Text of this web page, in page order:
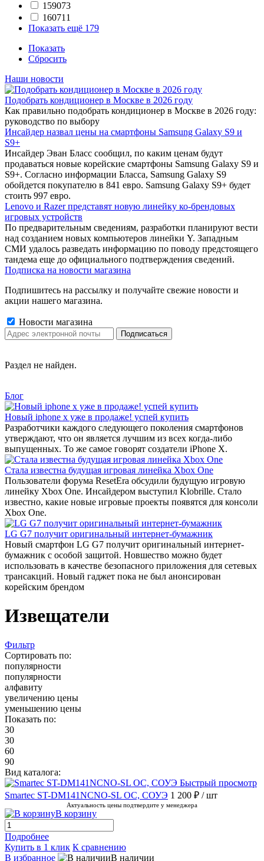
159073
160711
Показать ещё 179
Показать
Сбросить
Наши новости
Подобрать кондиционер в Москве в 2026 году
Как правильно подобрать кондиционер в Москве в 2026 году:
руководство по выбору
Инсайдер назвал цены на смартфоны Samsung Galaxy S9 и
S9+
Инсайдер Эван Бласс сообщил, по каким ценам будут
продаваться новые корейские смартфоны Samsung Galaxy S9 и
S9+. Согласно информации Бласса, Samsung Galaxy S9
обойдется покупателю в 841 евро. Samsung Galaxy S9+ будет
стоить 997 евро.
Lenovo и Razer представят новую линейку ко-брендовых
игровых устройств
По предварительным сведениям, разработки планируют вести
над созданием новых компьютеров линейки Y. Западным
СМИ удалось разведать информацию по поводу предстоящего
тандема еще до официального подтверждения сведений.
Подписка на новости магазина
Подпишитесь на рассылку и получайте свежие новости и
акции нашего магазина.
Новости магазина
Раздел не найден.
Блог
Новый iphone x уже в продаже! успей купить
Разработчики каждого следующего поколения смартфонов
утверждают, что он является лучшим из всех когда-либо
выпущенных. То же самое говорят создатели iPhone X.
Стала известна будущая игровая линейка Xbox One
Пользователи форума ResetEra обсудили будущую игровую
линейку Xbox One. Инсайдером выступил Klobrille. Стало
известно, какие новые игровые проекты появятся для консоли
Xbox One.
LG G7 получит оригинальный интернет-бумажник
Новый смартфон LG G7 получит оригинальный интернет-
бумажник с особой защитой. Новшество можно будет
использовать в качестве безопасного приложения для сетевых
трансакций. Новый гаджет пока не был анонсирован
корейским брендом
Извещатели
Фильтр
Сортировать по:
популярности
популярности
алфавиту
увеличению цены
уменьшению цены
Показать по:
30
30
60
90
Вид каталога:
Быстрый просмотр
Smartec ST-DM141NCNO-SL ОС, СОУЭ 1 200 ₽ / шт
Актуальность цены подтвердите у менеджера
В корзину
Подробнее
Купить в 1 клик К сравнению
В избранное
В наличии